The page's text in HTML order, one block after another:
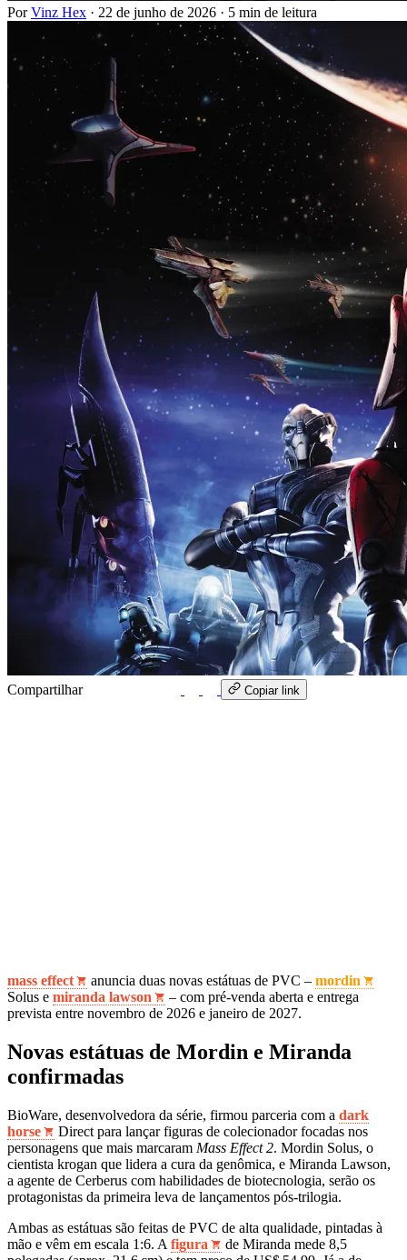
PorVinz Hex · 22 de junho de 2026 · 5 min de leitura
Compartilhar Copiar link
mass effect anuncia duas novas estátuas de PVC – mordin
Solus e miranda lawson
– com pré-venda aberta e entrega
prevista entre novembro de 2026 e janeiro de 2027.
Novas estátuas de Mordin e Miranda
confirmadas
BioWare, desenvolvedora da série, firmou parceria com a dark
horse
Direct para lançar figuras de colecionador focadas nos
personagens que mais marcaram Mass Effect 2. Mordin Solus, o
cientista krogan que lidera a cura da genômica, e Miranda Lawson,
a agente de Cerberus com habilidades de biotecnologia, serão os
protagonistas da primeira leva de lançamentos pós‑trilogia.
Ambas as estátuas são feitas de PVC de alta qualidade, pintadas à
mão e vêm em escala 1:6. A figura
de Miranda mede 8,5